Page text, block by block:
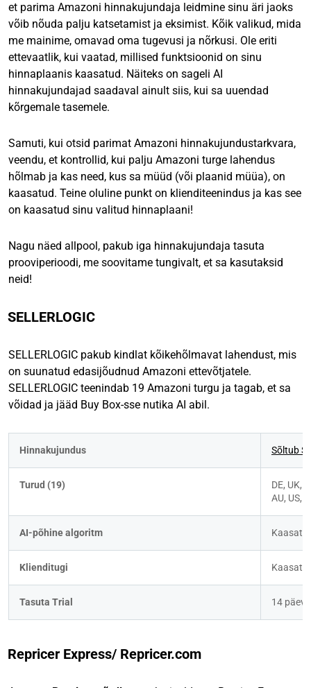
et parima Amazoni hinnakujundaja leidmine sinu äri jaoks
võib nõuda palju katsetamist ja eksimist. Kõik valikud, mida
me mainime, omavad oma tugevusi ja nõrkusi. Ole eriti
ettevaatlik, kui vaatad, millised funktsioonid on sinu
hinnaplaanis kaasatud. Näiteks on sageli AI
hinnakujundajad saadaval ainult siis, kui sa uuendad
kõrgemale tasemele.
Samuti, kui otsid parimat Amazoni hinnakujundustarkvara,
veendu, et kontrollid, kui palju Amazoni turge lahendus
hõlmab ja kas need, kus sa müüd (või plaanid müüa), on
kaasatud. Teine oluline punkt on klienditeenindus ja kas see
on kaasatud sinu valitud hinnaplaani!
Nagu näed allpool, pakub iga hinnakujundaja tasuta
prooviperioodi, me soovitame tungivalt, et sa kasutaksid
neid!
SELLERLOGIC
SELLERLOGIC pakub kindlat kõikehõlmavat lahendust, mis
on suunatud edasijõudnud Amazoni ettevõtjatele.
SELLERLOGIC teenindab 19 Amazoni turgu ja tagab, et sa
võidad ja jääd Buy Box-sse nutika AI abil.
Hinnakujundus Sõltub
Turud (19)
DE, UK,
AU, US,
AI-põhine algoritm
Klienditugi
Tasuta Trial 14 päeva
Repricer Express/ Repricer.com